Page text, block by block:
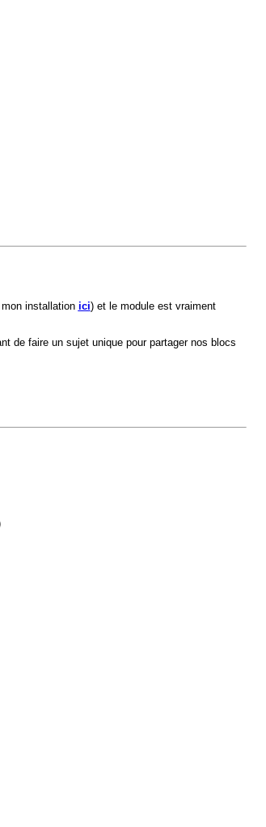
installation ici) et le module est vraiment
de faire un sujet unique pour partager nos blocs